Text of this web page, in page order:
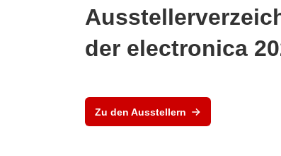
der electronica
Zu den Ausstellern